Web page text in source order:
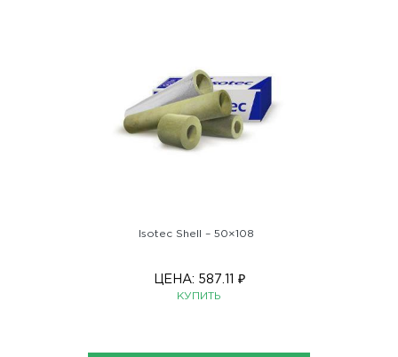
Isotec Shell – 50×108
ЦЕНА: 587.11 ₽
КУПИТЬ